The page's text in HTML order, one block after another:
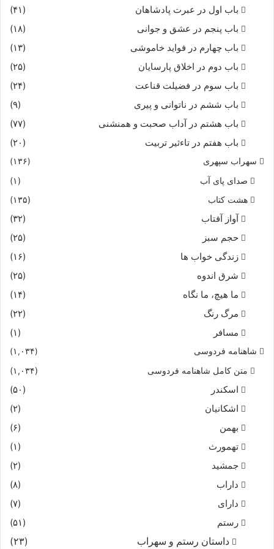
ندانى تو خوى بدش بى‏گمان
نخستین ز اغریرث اندازه گیر
که بر دست او کشته شد خیره خیر
برادر بد از کالبد هم ز پشت
چنان پر خرد بى‏گنه را بکشت‏
ازان پس بسى نامور بى‏گناه
شدستند بر دست او بر تباه‏
مرا زین سخن ویژه اندوه تست
که بیدار دل بادى و تن درست‏
تو تا آمدستى بدین بوم و بر
کسى را نیامد بد از تو بسر
همه مردمى جستى و راستى
جهانى بدانش بیاراستى‏
کنون خیره آهرمن دل گسل
دلى دارد از تو پر از درد و کین
ندانم چه خواهد جهان آفرین‏
باب اول در عبرت پادشاهان
(۴۱)
باب پنجم در عشق و جوانى
(۱۸)
باب چهارم در فواید خاموشى
(۱۳)
باب دوم در اخلاق پارسایان
(۲۵)
باب سوم در فضیلت قناعت
(۲۴)
باب ششم در ناتوانى و پیرى
(۹)
باب هشتم در آداب صحبت و همنشنى
(۷۷)
باب هفتم در تاءثیر تربیت
(۲۰)
سهراب سپهری (۱۳۶)
صدای پای آب
(۱)
هشت کتاب
(۱۳۵)
آواز آفتاب
(۳۲)
حجم سبز
(۲۵)
زندگی خواب ها
(۱۶)
شرق اندوه
(۲۵)
ما هیچ، ما نگاه
(۱۴)
مرگ رنگ
(۲۲)
مسافر
(۱)
شاهنامه فردوسی (۱,۰۳۴)
متن کامل شاهنامه فردوسی (۱,۰۳۴)
اسکندر
(۵۰)
اشکانیان
(۲)
بهمن
(۶)
تهمورث
(۱)
جمشید
(۲)
داراب
(۸)
دارای
(۷)
رستم
(۵۱)
داستان رستم و سهراب
(۲۳)